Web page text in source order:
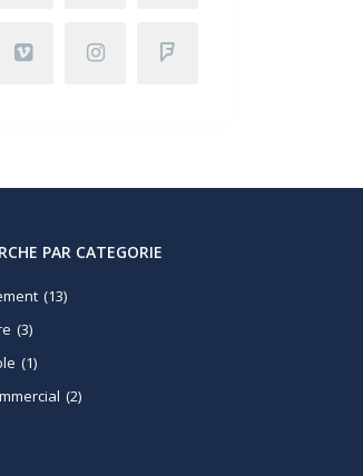
PAR CATEGORIE
(13)
(3)
(1)
(2)